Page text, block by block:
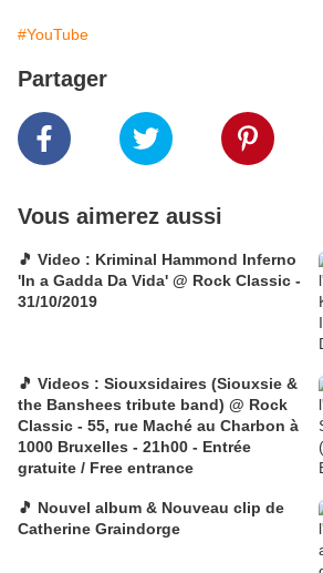
#YouTube
Partager
Vous aimerez aussi
🎵 Video : Kriminal Hammond Inferno
'In a Gadda Da Vida' @ Rock Classic -
31/10/2019
🎵 Videos : Siouxsidaires (Siouxsie &
the Banshees tribute band) @ Rock
Classic - 55, rue Maché au Charbon à
1000 Bruxelles - 21h00 - Entrée
gratuite / Free entrance
🎵 Nouvel album & Nouveau clip de
Catherine Graindorge